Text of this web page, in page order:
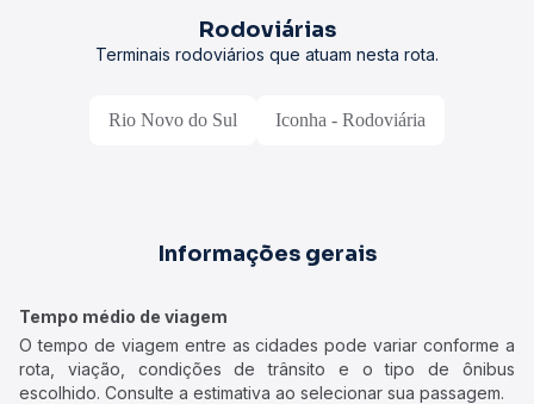
Rodoviárias
Terminais rodoviários que atuam nesta rota.
Rio Novo do Sul Iconha - Rodoviária
Informações gerais
Tempo médio de viagem
O tempo de viagem entre as cidades pode variar conforme a
rota, viação, condições de trânsito e o tipo de ônibus
escolhido. Consulte a estimativa ao selecionar sua passagem.